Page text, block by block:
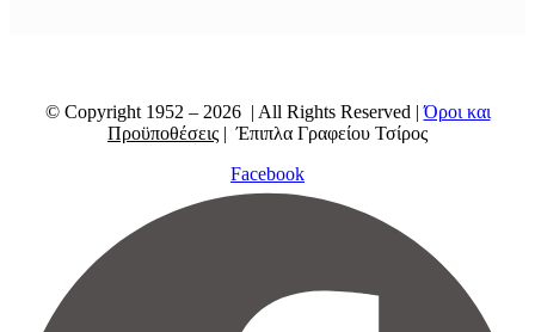
© Copyright 1952 – 2026 | All Rights Reserved |Όροι και
Προϋποθέσεις | Έπιπλα Γραφείου Τσίρος
Facebook